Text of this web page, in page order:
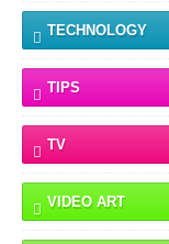
TECHNOLOGY
TIPS
TV
VIDEO ART